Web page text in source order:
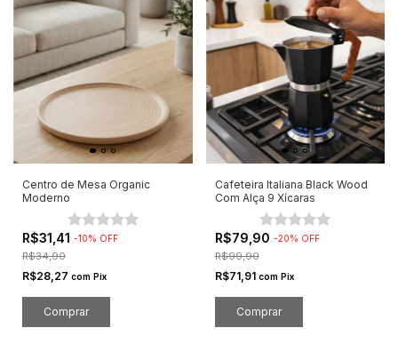
Centro de Mesa Organic
Moderno
R$31,41 -10% OFF
R$34,90
R$28,27 com Pix
Comprar
Cafeteira Italiana Black Wood
Com Alça 9 Xícaras
R$79,90 -20% OFF
R$99,90
R$71,91 com Pix